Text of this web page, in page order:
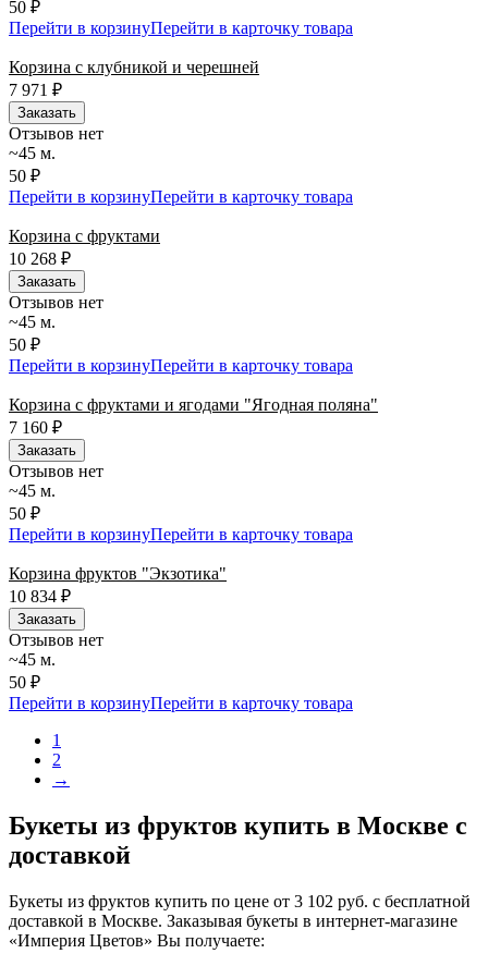
50 ₽
Перейти в корзинуПерейти в карточку товара
Корзина с клубникой и черешней
7 971
₽
Заказать
Отзывов нет
~45 м.
50 ₽
Перейти в корзинуПерейти в карточку товара
Корзина с фруктами
10 268 ₽
Заказать
Отзывов нет
~45 м.
50 ₽
Перейти в корзинуПерейти в карточку товара
Корзина с фруктами и ягодами "Ягодная поляна"
7 160 ₽
Заказать
Отзывов нет
~45 м.
50 ₽
Перейти в корзинуПерейти в карточку товара
Корзина фруктов "Экзотика"
10 834 ₽
Заказать
Отзывов нет
~45 м.
50 ₽
Перейти в корзинуПерейти в карточку товара
1
2
→
Букеты из фруктов купить в Москве с
доставкой
Букеты из фруктов купить по цене от 3 102 руб. с бесплатной
доставкой в Москве. Заказывая букеты в интернет-магазине
«Империя Цветов» Вы получаете: